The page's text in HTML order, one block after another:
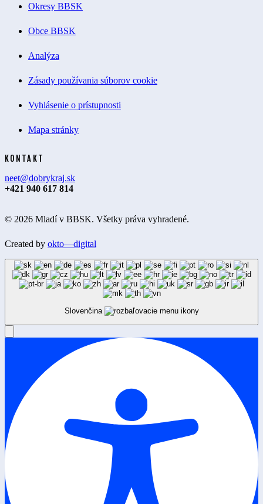
Okresy BBSK
Obce BBSK
Analýza
Zásady používania súborov cookie
Vyhlásenie o prístupnosti
Mapa stránky
KONTAKT
neet@dobrykraj.sk
+421 940 617 814
© 2026 Mladí v BBSK. Všetky práva vyhradené.
Created by okto—digital
Slovenčina